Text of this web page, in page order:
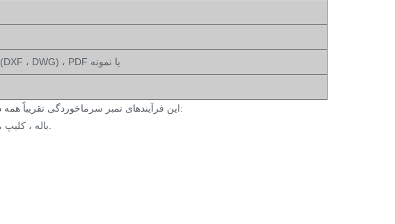
STP ، STEP ، IGS ، XT ، Autocad (DXF ، DWG) ، PDF یا نمونه
این فرآیندهای تمبر سرماخوردگی تقریباً همه در سطح فن رایانه شخصی ما استفاده می شود. به عنوان مثال:
1> مواد پانچ-VC ، محصول نیمه تمام VC ، باله ، کلیپ ، واشر ، پایه و غیره.